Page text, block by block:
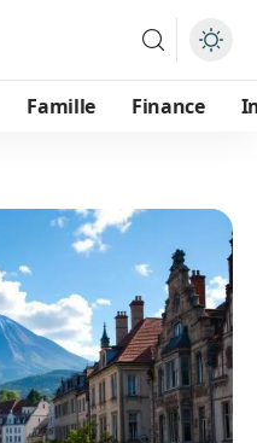
Famille Finance